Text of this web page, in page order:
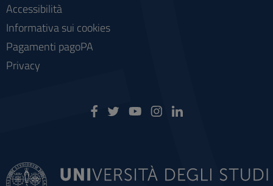
Accessibilità
Informativa sui cookies
Pagamenti pagoPA
Privacy